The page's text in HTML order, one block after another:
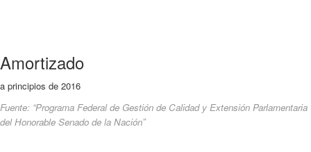
Amortizado
a principios de 2016
Fuente: “Programa Federal de Gestión de Calidad y Extensión Parlamentaria
del Honorable Senado de la Nación”